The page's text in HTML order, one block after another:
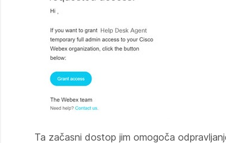
Ta začasni dostop jim omogoča